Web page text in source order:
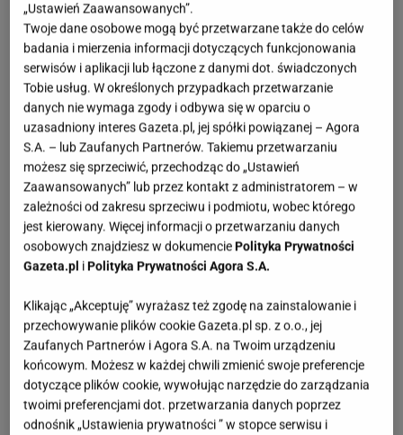
„Ustawień Zaawansowanych”.
Twoje dane osobowe mogą być przetwarzane także do celów
badania i mierzenia informacji dotyczących funkcjonowania
serwisów i aplikacji lub łączone z danymi dot. świadczonych
Tobie usług. W określonych przypadkach przetwarzanie
danych nie wymaga zgody i odbywa się w oparciu o
uzasadniony interes Gazeta.pl, jej spółki powiązanej – Agora
S.A. – lub Zaufanych Partnerów. Takiemu przetwarzaniu
możesz się sprzeciwić, przechodząc do „Ustawień
Zaawansowanych” lub przez kontakt z administratorem – w
zależności od zakresu sprzeciwu i podmiotu, wobec którego
jest kierowany. Więcej informacji o przetwarzaniu danych
osobowych znajdziesz w dokumenciePolityka Prywatności
Gazeta.pl iPolityka Prywatności Agora S.A.
Klikając „Akceptuję” wyrażasz też zgodę na zainstalowanie i
przechowywanie plików cookie Gazeta.pl sp. z o.o., jej
Zaufanych Partnerów i Agora S.A. na Twoim urządzeniu
końcowym. Możesz w każdej chwili zmienić swoje preferencje
dotyczące plików cookie, wywołując narzędzie do zarządzania
twoimi preferencjami dot. przetwarzania danych poprzez
odnośnik „Ustawienia prywatności ” w stopce serwisu i